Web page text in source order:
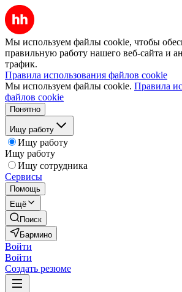
Мы используем файлы cookie, чтобы
правильную работу нашего веб-сайта и
трафик.
Правила использования файлов cookie
Мы используем файлы cookie. Правила
файлов cookie
Понятно
Ищу работу
Ищу работу
Ищу работу
Ищу сотрудника
Сервисы
Помощь
Ещё
Поиск
Бармино
Войти
Войти
Создать резюме